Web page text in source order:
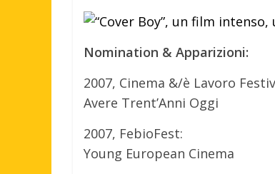
Nomination & Apparizioni:
2007, Cinema &/è Lavoro
Avere Trent’Anni Oggi
2007, FebioFest:
Young European Cinema